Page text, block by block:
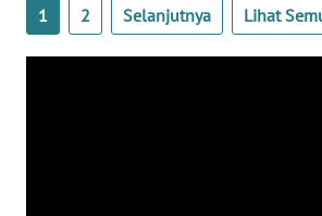
1 2 Selanjutnya Lihat
PAPUA